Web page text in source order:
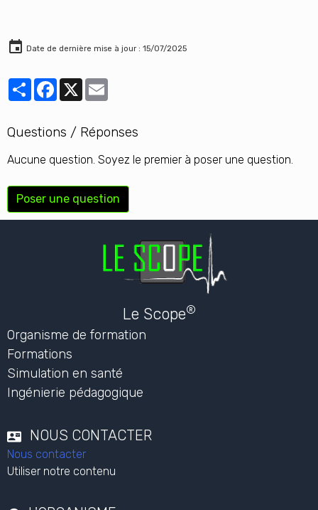
Date de dernière mise à jour : 15/07/2025
PartagerFacebook
X
Questions / Réponses
Aucune question. Soyez le premier à poser une question.
Poser une question
Le Scope®
Organisme de formation
Formations
Simulation en santé
Ingénierie pédagogique
NOUS CONTACTER
Nous contacter
Utiliser notre contenu